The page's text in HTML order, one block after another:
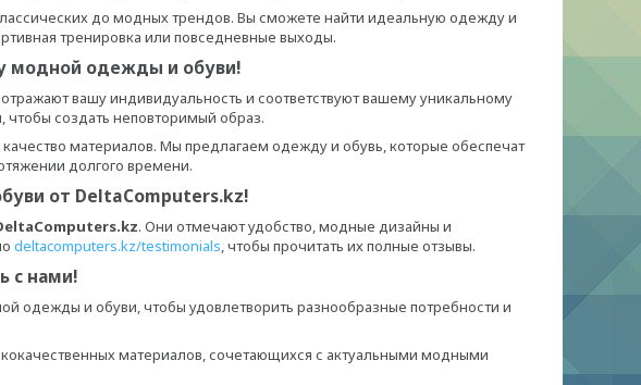
до модных трендов. Вы сможете найти идеальную одежду и
тренировка или повседневные выходы.
модной одежды и обуви!
вашу индивидуальность и соответствуют вашему уникальному
создать неповторимый образ.
материалов. Мы предлагаем одежду и обувь, которые обеспечат
долгого времени.
от DeltaComputers.kz!
. Они отмечают удобство, модные дизайны и
deltacomputers.kz/testimonials, чтобы прочитать их полные отзывы.
с нами!
одежды и обуви, чтобы удовлетворить разнообразные потребности и
материалов, сочетающихся с актуальными модными